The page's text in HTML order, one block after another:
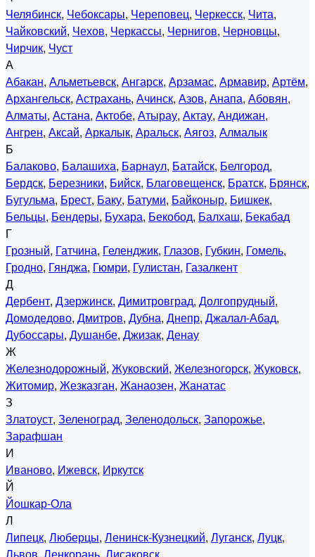
Челябинск, Чебоксары, Череповец, Черкесск, Чита,
Чайковский, Чехов, Черкассы, Чернигов, Черновцы,
Чирчик, Чуст
А
Абакан, Альметьевск, Ангарск, Арзамас, Армавир, Артём,
Архангельск, Астрахань, Ачинск, Азов, Анапа, Абовян,
Алматы, Астана, Актобе, Атырау, Актау, Андижан,
Ангрен, Аксай, Аркалык, Аральск, Аягоз, Алмалык
Б
Балаково, Балашиха, Барнаул, Батайск, Белгород,
Бердск, Березники, Бийск, Благовещенск, Братск, Брянск,
Бугульма, Брест, Баку, Батуми, Байконыр, Бишкек,
Бельцы, Бендеры, Бухара, Бекобод, Балхаш, Бекабад
Г
Грозный, Гатчина, Геленджик, Глазов, Губкин, Гомель,
Гродно, Гянджа, Гюмри, Гулистан, Газалкент
Д
Дербент, Дзержинск, Димитровград, Долгопрудный,
Домодедово, Дмитров, Дубна, Днепр, Джалал-Абад,
Дубоссары, Душанбе, Джизак, Денау
Ж
Железнодорожный, Жуковский, Железногорск, Жуковск,
Житомир, Жезказган, Жанаозен, Жанатас
З
Златоуст, Зеленоград, Зеленодольск, Запорожье,
Зарафшан
И
Иваново, Ижевск, Иркутск
Й
Йошкар-Ола
Л
Липецк, Люберцы, Ленинск-Кузнецкий, Луганск, Луцк,